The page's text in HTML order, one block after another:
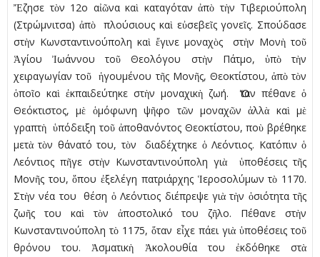
Ἔζησε τὸν 12ο αἰῶνα καὶ καταγόταν ἀπὸ τὴν Τιβεριούπολη
(Στρώµνιτσα) ἀπὸ πλούσιους καὶ εὐσεβεῖς γονεῖς. Σπούδασε
στὴν Κωνσταντινούπολη καὶ ἔγινε µοναχὸς στὴν Μονὴ τοῦ
Ἁγίου Ἰωάννου τοῦ Θεολόγου στὴν Πάτµο, ὑπὸ τὴν
χειραγωγίαν τοῦ ἡγουµένου τῆς Μονῆς, Θεοκτίστου, ἀπὸ τὸν
ὁποῖο καὶ ἐκπαιδεύτηκε στὴν µοναχικὴ ζωή. Ὅταν πέθανε ὁ
Θεόκτιστος, µὲ ὁµόφωνη ψῆφο τῶν µοναχῶν ἀλλὰ καὶ µὲ
γραπτὴ ὑπόδειξη τοῦ ἀποθανόντος Θεοκτίστου, ποὺ βρέθηκε
µετὰ τὸν θάνατό του, τὸν διαδέχτηκε ὁ Λεόντιος. Κατόπιν ὁ
Λεόντιος πῆγε στὴν Κωνσταντινούπολη γιὰ ὑποθέσεις τῆς
Μονῆς του, ὅπου ἐξελέγη πατριάρχης Ἱεροσολύµων τὸ 1170.
Στὴν νέα του θέση ὁ Λεόντιος διέπρεψε γιὰ τὴν ὁσιότητα τῆς
ζωῆς του καὶ τὸν ἀποστολικό του ζῆλο. Πέθανε στὴν
Κωνσταντινούπολη τὸ 1175, ὅταν εἶχε πάει γιὰ ὑποθέσεις τοῦ
θρόνου του. Ἀσµατικὴ Ἀκολουθία του ἐκδόθηκε στὰ